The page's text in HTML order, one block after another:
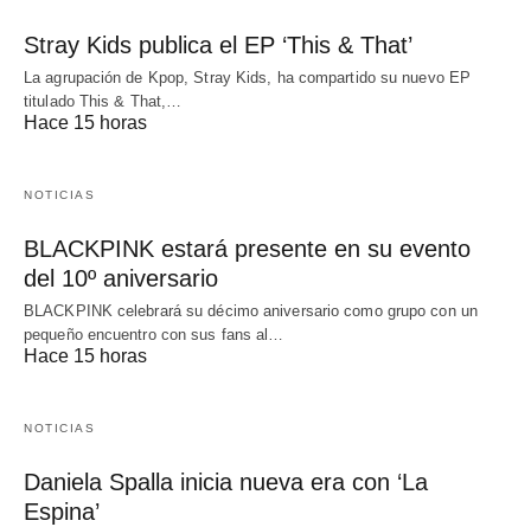
Stray Kids publica el EP ‘This & That’
La agrupación de Kpop, Stray Kids, ha compartido su nuevo EP
titulado This & That,…
Hace 15 horas
NOTICIAS
BLACKPINK estará presente en su evento
del 10º aniversario
BLACKPINK celebrará su décimo aniversario como grupo con un
pequeño encuentro con sus fans al…
Hace 15 horas
NOTICIAS
Daniela Spalla inicia nueva era con ‘La
Espina’